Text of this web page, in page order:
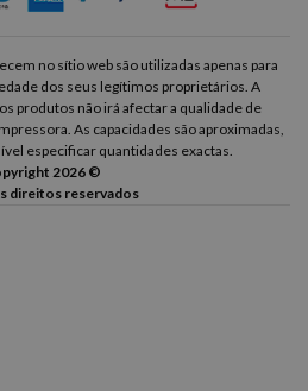
no sítio web são utilizadas apenas para
dos seus legítimos proprietários. A
produtos não irá afectar a qualidade de
As capacidades são aproximadas,
especificar quantidades exactas.
2026 ©
direitos reservados